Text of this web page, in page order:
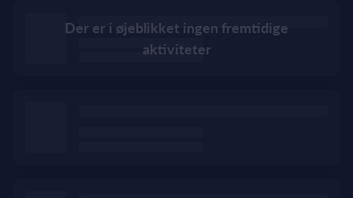
Der er i øjeblikket ingen fremtidige
aktiviteter